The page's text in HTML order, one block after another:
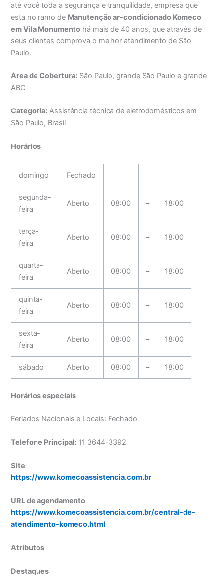
até você toda a segurança e tranquilidade, empresa que
esta no ramo de Manutenção ar-condicionado Komeco
em Vila Monumento há mais de 40 anos, que através de
seus clientes comprova o melhor atendimento de São
Paulo.
Área de Cobertura: São Paulo, grande São Paulo e grande
ABC
Categoria: Assistência técnica de eletrodomésticos em
São Paulo, Brasil
Horários
domingo Fechado
segunda-
feira
Aberto 08:00 – 18:00
terça-
feira
Aberto 08:00 – 18:00
quarta-
feira
Aberto 08:00 – 18:00
quinta-
feira
Aberto 08:00 – 18:00
sexta-
feira
Aberto 08:00 – 18:00
sábado Aberto 08:00 – 18:00
Horários especiais
Feriados Nacionais e Locais: Fechado
Telefone Principal: 11 3644-3392
Site
https://www.komecoassistencia.com.br
URL de agendamento
https://www.komecoassistencia.com.br/central-de-
atendimento-komeco.html
Atributos
Destaques